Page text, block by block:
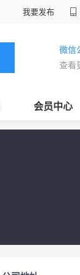
我要发布
微信
查看
会员中心